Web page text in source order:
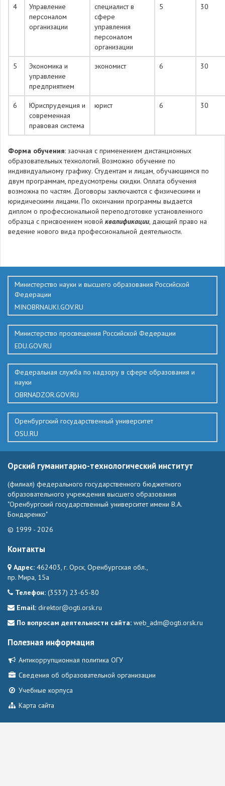
4
Управление
персоналом
организации
специалист в
сфере
управления
персоналом
организации
5 30
5
Экономика и
управление
предприятием
экономист 6 30
6
Юриспруденция и
современная
правовая система
юрист 6 30
Форма обучения: заочная с применением дистанционных
образовательных технологий. Возможно обучение по
индивидуальному графику. Студентам и лицам, обучающимся по
двум программам, предусмотрены скидки. Оплата обучения
возможна по частям. Договоры заключаются с физическими и
юридическими лицами. По окончании программы выдается
диплом о профессиональной переподготовке установленного
образца с присвоением новой квалификации, дающий право на
ведение нового вида профессиональной деятельности.
Министерство науки и высшего образования Российской
Федерации
MINOBRNAUKI.GOV.RU
Министерство просвещения Российской Федерации
EDU.GOV.RU
Федеральная служба по надзору в сфере образования и
науки
OBRNADZOR.GOV.RU
Оренбургский государственный университет
OSU.RU
Орский гуманитарно-технологический институт
(филиал) федерального государственного бюджетного
образовательного учреждения высшего образования
"Оренбургский государственный университет имени В.А.
Бондаренко"
© 1999 - 2026
Контакты
Адрес: 462403, г. Орск, Оренбургская обл.,
пр. Мира, 15а
Телефон: (3537) 23-65-80
Email: direktor@ogti.orsk.ru
По вопросам деятельности сайта: web_adm@ogti.orsk.ru
Полезная информация
Антикоррупционная политика ОГУ
Сведения об образовательной организации
Учебные корпуса
Карта сайта